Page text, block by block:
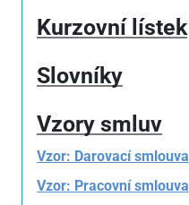
Kurzovní lístek
Slovníky
Vzory smluv
Vzor: Darovací smlouva
Vzor: Pracovní smlouva